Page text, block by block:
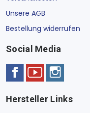
Unsere AGB
Bestellung widerrufen
Social Media
Hersteller Links